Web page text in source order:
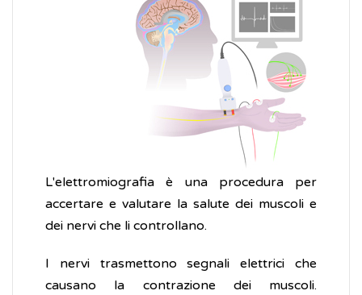
L'elettromiografia è una procedura per
accertare e valutare la salute dei muscoli e
dei nervi che li controllano.
I nervi trasmettono segnali elettrici che
causano la contrazione dei muscoli.